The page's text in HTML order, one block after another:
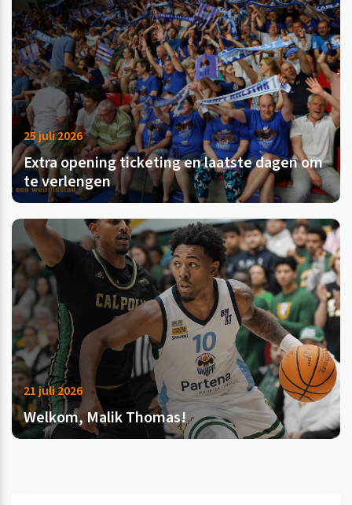
25 juli 2026
Extra opening ticketing en laatste dagen om
te verlengen
21 juli 2026
Welkom, Malik Thomas!